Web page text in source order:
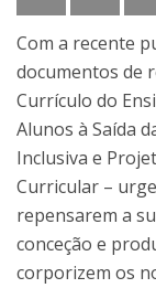
Com a recente
documentos de
Currículo do
Alunos à Saída
Inclusiva e
Curricular –
repensarem a
conceção e
corporizem os